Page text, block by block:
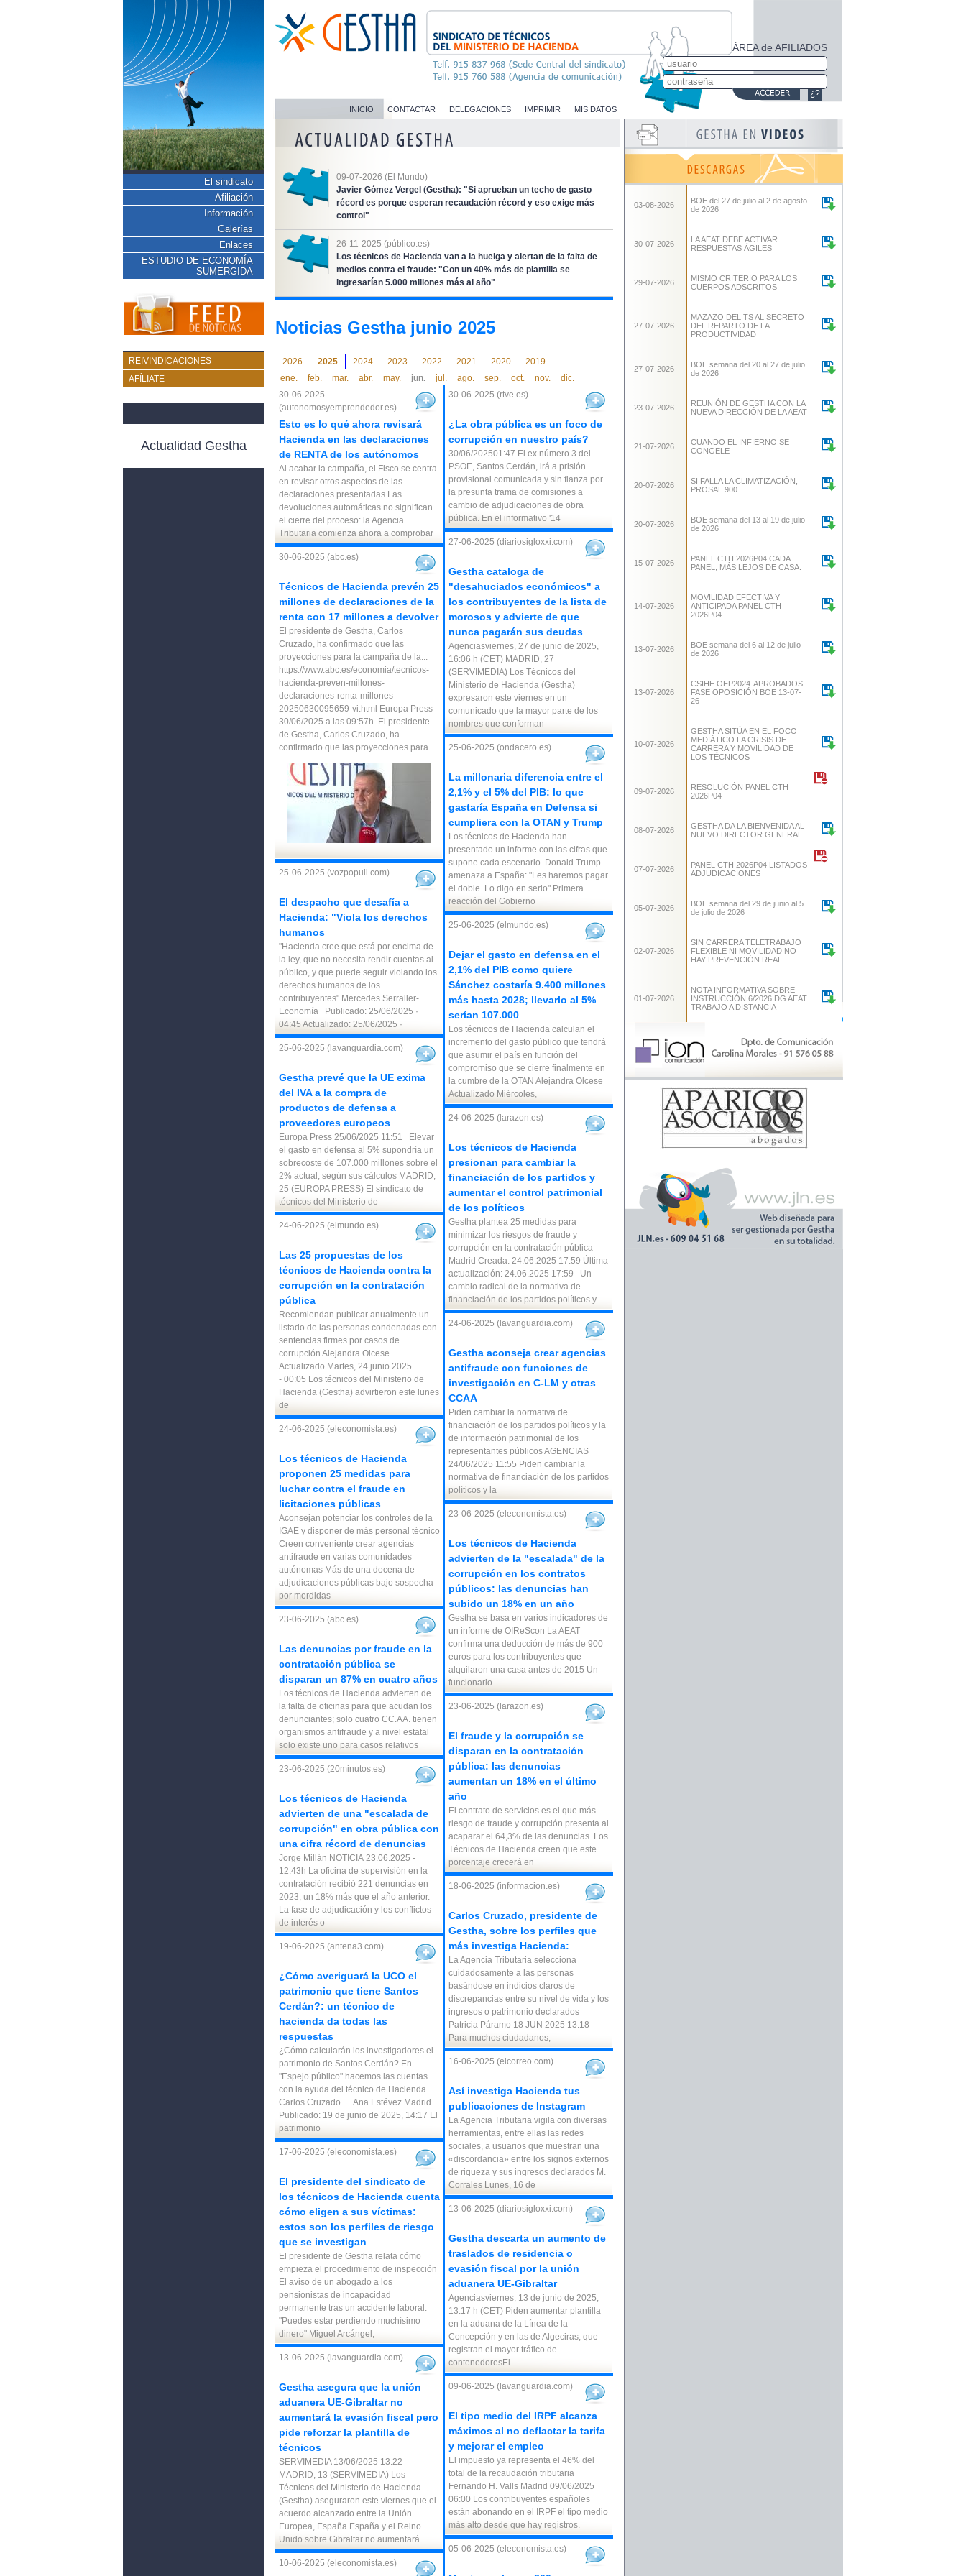
El sindicato
Afiliación
Información
Galerías
Enlaces
ESTUDIO DE ECONOMÍA
SUMERGIDA
REIVINDICACIONES
AFÍLIATE
Actualidad Gestha
ÁREA de AFILIADOS
¿?
INICIO CONTACTAR DELEGACIONES IMPRIMIR MIS DATOS
09-07-2026 (El Mundo)
Javier Gómez Vergel (Gestha): "Si aprueban un techo de gasto
récord es porque esperan recaudación récord y eso exige más
control"
26-11-2025 (público.es)
Los técnicos de Hacienda van a la huelga y alertan de la falta de
medios contra el fraude: "Con un 40% más de plantilla se
ingresarían 5.000 millones más al año"
Noticias Gestha junio 2025
2026 2025 2024 2023 2022 2021 2020
2019
ene.
feb. mar. abr. may. jun. jul. ago. sep. oct. nov.
dic.
30-06-2025
(autonomosyemprendedor.es)
Esto es lo qué ahora revisará
Hacienda en las declaraciones
de RENTA de los autónomos
Al acabar la campaña, el Fisco se centra
en revisar otros aspectos de las
declaraciones presentadas Las
devoluciones automáticas no significan
el cierre del proceso: la Agencia
Tributaria comienza ahora a comprobar
30-06-2025 (abc.es)
Técnicos de Hacienda prevén 25
millones de declaraciones de la
renta con 17 millones a devolver
El presidente de Gestha, Carlos
Cruzado, ha confirmado que las
proyecciones para la campaña de la...
https://www.abc.es/economia/tecnicos-
hacienda-preven-millones-
declaraciones-renta-millones-
20250630095659-vi.html Europa Press
30/06/2025 a las 09:57h. El presidente
de Gestha, Carlos Cruzado, ha
confirmado que las proyecciones para
25-06-2025 (vozpopuli.com)
El despacho que desafía a
Hacienda: "Viola los derechos
humanos
"Hacienda cree que está por encima de
la ley, que no necesita rendir cuentas al
público, y que puede seguir violando los
derechos humanos de los
contribuyentes" Mercedes Serraller-
Economía Publicado: 25/06/2025 ·
04:45 Actualizado: 25/06/2025 ·
25-06-2025 (lavanguardia.com)
Gestha prevé que la UE exima
del IVA a la compra de
productos de defensa a
proveedores europeos
Europa Press 25/06/2025 11:51 Elevar
el gasto en defensa al 5% supondría un
sobrecoste de 107.000 millones sobre el
2% actual, según sus cálculos MADRID,
25 (EUROPA PRESS) El sindicato de
técnicos del Ministerio de
24-06-2025 (elmundo.es)
Las 25 propuestas de los
técnicos de Hacienda contra la
corrupción en la contratación
pública
Recomiendan publicar anualmente un
listado de las personas condenadas con
sentencias firmes por casos de
corrupción Alejandra Olcese
Actualizado Martes, 24 junio 2025
- 00:05 Los técnicos del Ministerio de
Hacienda (Gestha) advirtieron este lunes
de
24-06-2025 (eleconomista.es)
Los técnicos de Hacienda
proponen 25 medidas para
luchar contra el fraude en
licitaciones públicas
Aconsejan potenciar los controles de la
IGAE y disponer de más personal técnico
Creen conveniente crear agencias
antifraude en varias comunidades
autónomas Más de una docena de
adjudicaciones públicas bajo sospecha
por mordidas
23-06-2025 (abc.es)
Las denuncias por fraude en la
contratación pública se
disparan un 87% en cuatro años
Los técnicos de Hacienda advierten de
la falta de oficinas para que acudan los
denunciantes; solo cuatro CC.AA. tienen
organismos antifraude y a nivel estatal
solo existe uno para casos relativos
23-06-2025 (20minutos.es)
Los técnicos de Hacienda
advierten de una "escalada de
corrupción" en obra pública con
una cifra récord de denuncias
Jorge Millán NOTICIA 23.06.2025 -
12:43h La oficina de supervisión en la
contratación recibió 221 denuncias en
2023, un 18% más que el año anterior.
La fase de adjudicación y los conflictos
de interés o
19-06-2025 (antena3.com)
¿Cómo averiguará la UCO el
patrimonio que tiene Santos
Cerdán?: un técnico de
hacienda da todas las
respuestas
¿Cómo calcularán los investigadores el
patrimonio de Santos Cerdán? En
"Espejo público" hacemos las cuentas
con la ayuda del técnico de Hacienda
Carlos Cruzado. Ana Estévez Madrid
Publicado: 19 de junio de 2025, 14:17 El
patrimonio
17-06-2025 (eleconomista.es)
El presidente del sindicato de
los técnicos de Hacienda cuenta
cómo eligen a sus víctimas:
estos son los perfiles de riesgo
que se investigan
El presidente de Gestha relata cómo
empieza el procedimiento de inspección
El aviso de un abogado a los
pensionistas de incapacidad
permanente tras un accidente laboral:
"Puedes estar perdiendo muchísimo
dinero" Miguel Arcángel,
13-06-2025 (lavanguardia.com)
Gestha asegura que la unión
aduanera UE-Gibraltar no
aumentará la evasión fiscal pero
pide reforzar la plantilla de
técnicos
SERVIMEDIA 13/06/2025 13:22
MADRID, 13 (SERVIMEDIA) Los
Técnicos del Ministerio de Hacienda
(Gestha) aseguraron este viernes que el
acuerdo alcanzado entre la Unión
Europea, España España y el Reino
Unido sobre Gibraltar no aumentará
10-06-2025 (eleconomista.es)
30-06-2025 (rtve.es)
¿La obra pública es un foco de
corrupción en nuestro país?
30/06/202501:47 El ex número 3 del
PSOE, Santos Cerdán, irá a prisión
provisional comunicada y sin fianza por
la presunta trama de comisiones a
cambio de adjudicaciones de obra
pública. En el informativo '14
27-06-2025 (diariosigloxxi.com)
Gestha cataloga de
"desahuciados económicos" a
los contribuyentes de la lista de
morosos y advierte de que
nunca pagarán sus deudas
Agenciasviernes, 27 de junio de 2025,
16:06 h (CET) MADRID, 27
(SERVIMEDIA) Los Técnicos del
Ministerio de Hacienda (Gestha)
expresaron este viernes en un
comunicado que la mayor parte de los
nombres que conforman
25-06-2025 (ondacero.es)
La millonaria diferencia entre el
2,1% y el 5% del PIB: lo que
gastaría España en Defensa si
cumpliera con la OTAN y Trump
Los técnicos de Hacienda han
presentado un informe con las cifras que
supone cada escenario. Donald Trump
amenaza a España: "Les haremos pagar
el doble. Lo digo en serio" Primera
reacción del Gobierno
25-06-2025 (elmundo.es)
Dejar el gasto en defensa en el
2,1% del PIB como quiere
Sánchez costaría 9.400 millones
más hasta 2028; llevarlo al 5%
serían 107.000
Los técnicos de Hacienda calculan el
incremento del gasto público que tendrá
que asumir el país en función del
compromiso que se cierre finalmente en
la cumbre de la OTAN Alejandra Olcese
Actualizado Miércoles,
24-06-2025 (larazon.es)
Los técnicos de Hacienda
presionan para cambiar la
financiación de los partidos y
aumentar el control patrimonial
de los políticos
Gestha plantea 25 medidas para
minimizar los riesgos de fraude y
corrupción en la contratación pública
Madrid Creada: 24.06.2025 17:59 Última
actualización: 24.06.2025 17:59 Un
cambio radical de la normativa de
financiación de los partidos políticos y
24-06-2025 (lavanguardia.com)
Gestha aconseja crear agencias
antifraude con funciones de
investigación en C-LM y otras
CCAA
Piden cambiar la normativa de
financiación de los partidos políticos y la
de información patrimonial de los
representantes públicos AGENCIAS
24/06/2025 11:55 Piden cambiar la
normativa de financiación de los partidos
políticos y la
23-06-2025 (eleconomista.es)
Los técnicos de Hacienda
advierten de la "escalada" de la
corrupción en los contratos
públicos: las denuncias han
subido un 18% en un año
Gestha se basa en varios indicadores de
un informe de OIReScon La AEAT
confirma una deducción de más de 900
euros para los contribuyentes que
alquilaron una casa antes de 2015 Un
funcionario
23-06-2025 (larazon.es)
El fraude y la corrupción se
disparan en la contratación
pública: las denuncias
aumentan un 18% en el último
año
El contrato de servicios es el que más
riesgo de fraude y corrupción presenta al
acaparar el 64,3% de las denuncias. Los
Técnicos de Hacienda creen que este
porcentaje crecerá en
18-06-2025 (informacion.es)
Carlos Cruzado, presidente de
Gestha, sobre los perfiles que
más investiga Hacienda:
La Agencia Tributaria selecciona
cuidadosamente a las personas
basándose en indicios claros de
discrepancias entre su nivel de vida y los
ingresos o patrimonio declarados
Patricia Páramo 18 JUN 2025 13:18
Para muchos ciudadanos,
16-06-2025 (elcorreo.com)
Así investiga Hacienda tus
publicaciones de Instagram
La Agencia Tributaria vigila con diversas
herramientas, entre ellas las redes
sociales, a usuarios que muestran una
«discordancia» entre los signos externos
de riqueza y sus ingresos declarados M.
Corrales Lunes, 16 de
13-06-2025 (diariosigloxxi.com)
Gestha descarta un aumento de
traslados de residencia o
evasión fiscal por la unión
aduanera UE-Gibraltar
Agenciasviernes, 13 de junio de 2025,
13:17 h (CET) Piden aumentar plantilla
en la aduana de la Línea de la
Concepción y en las de Algeciras, que
registran el mayor tráfico de
contenedoresEl
09-06-2025 (lavanguardia.com)
El tipo medio del IRPF alcanza
máximos al no deflactar la tarifa
y mejorar el empleo
El impuesto ya representa el 46% del
total de la recaudación tributaria
Fernando H. Valls Madrid 09/06/2025
06:00 Los contribuyentes españoles
están abonando en el IRPF el tipo medio
más alto desde que hay registros.
05-06-2025 (eleconomista.es)
03-08-2026
BOE del 27 de julio al 2 de agosto
de 2026
30-07-2026
LA AEAT DEBE ACTIVAR
RESPUESTAS ÁGILES
29-07-2026
MISMO CRITERIO PARA LOS
CUERPOS ADSCRITOS
27-07-2026
MAZAZO DEL TS AL SECRETO
DEL REPARTO DE LA
PRODUCTIVIDAD
27-07-2026
BOE semana del 20 al 27 de julio
de 2026
23-07-2026
REUNIÓN DE GESTHA CON LA
NUEVA DIRECCIÓN DE LA AEAT
21-07-2026
CUANDO EL INFIERNO SE
CONGELE
20-07-2026
SI FALLA LA CLIMATIZACIÓN,
PROSAL 900
20-07-2026
BOE semana del 13 al 19 de julio
de 2026
15-07-2026
PANEL CTH 2026P04 CADA
PANEL, MÁS LEJOS DE CASA.
14-07-2026
MOVILIDAD EFECTIVA Y
ANTICIPADA PANEL CTH
2026P04
13-07-2026
BOE semana del 6 al 12 de julio
de 2026
13-07-2026
CSIHE OEP2024-APROBADOS
FASE OPOSICIÓN BOE 13-07-
26
10-07-2026
GESTHA SITÚA EN EL FOCO
MEDIÁTICO LA CRISIS DE
CARRERA Y MOVILIDAD DE
LOS TÉCNICOS
09-07-2026
RESOLUCIÓN PANEL CTH
2026P04
08-07-2026
GESTHA DA LA BIENVENIDA AL
NUEVO DIRECTOR GENERAL
07-07-2026
PANEL CTH 2026P04 LISTADOS
ADJUDICACIONES
05-07-2026
BOE semana del 29 de junio al 5
de julio de 2026
02-07-2026
SIN CARRERA TELETRABAJO
FLEXIBLE NI MOVILIDAD NO
HAY PREVENCIÓN REAL
01-07-2026
NOTA INFORMATIVA SOBRE
INSTRUCCIÓN 6/2026 DG AEAT
TRABAJO A DISTANCIA